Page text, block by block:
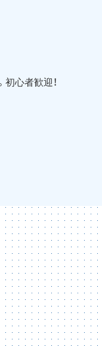
心者歓迎！